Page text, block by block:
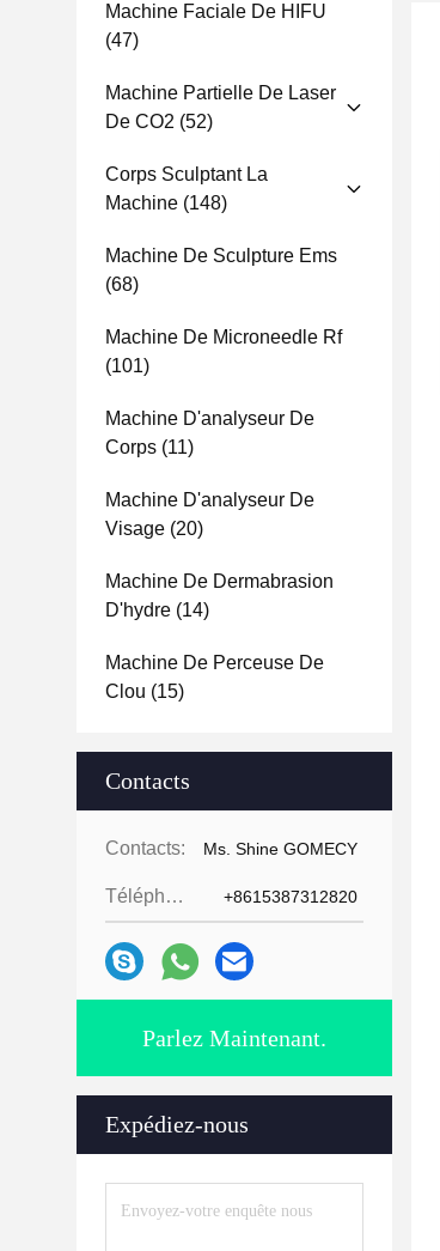
Machine Faciale De HIFU
(47)
Machine Partielle De Laser
De CO2 (52)
Corps Sculptant La
Machine (148)
Machine De Sculpture Ems
(68)
Machine De Microneedle Rf
(101)
Machine D'analyseur De
Corps (11)
Machine D'analyseur De
Visage (20)
Machine De Dermabrasion
D'hydre (14)
Machine De Perceuse De
Clou (15)
Contacts
Contacts: Ms. Shine GOMECY
Téléphone: +8615387312820
Parlez Maintenant.
Expédiez-nous